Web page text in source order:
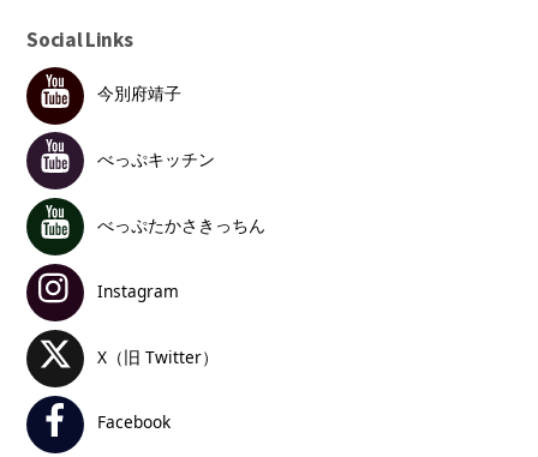
Social Links
今別府靖子
べっぷキッチン
べっぷたかさきっちん
Instagram
X（旧 Twitter）
Facebook